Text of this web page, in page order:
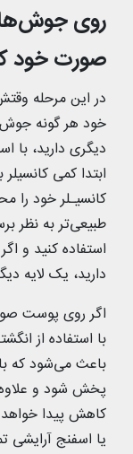
روی
صورت خود
در این مرحله
خود هر گونه
دیگری دارید، با
ابتدا کمی
کانسیـلر خود را
طبیعی‌تر به نظر
استفاده کنید و
دارید، یک لایه
اگر روی پوست
با استفاده از
باعث می‌شود که
پخش شود و علاوه
کاهش پیدا
یا اسفنج آرایشی